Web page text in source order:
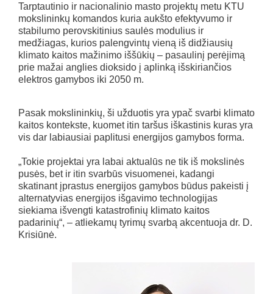
Tarptautinio ir nacionalinio masto projektų metu KTU
mokslininkų komandos kuria aukšto efektyvumo ir
stabilumo perovskitinius saulės modulius ir
medžiagas, kurios palengvintų vieną iš didžiausių
klimato kaitos mažinimo iššūkių – pasaulinį perėjimą
prie mažai anglies dioksido į aplinką išskiriančios
elektros gamybos iki 2050 m.
Pasak mokslininkių, ši užduotis yra ypač svarbi klimato
kaitos kontekste, kuomet itin taršus iškastinis kuras yra
vis dar labiausiai paplitusi energijos gamybos forma.
„Tokie projektai yra labai aktualūs ne tik iš mokslinės
pusės, bet ir itin svarbūs visuomenei, kadangi
skatinant įprastus energijos gamybos būdus pakeisti į
alternatyvias energijos išgavimo technologijas
siekiama išvengti katastrofinių klimato kaitos
padarinių“, – atliekamų tyrimų svarbą akcentuoja dr. D.
Krisiūnė.